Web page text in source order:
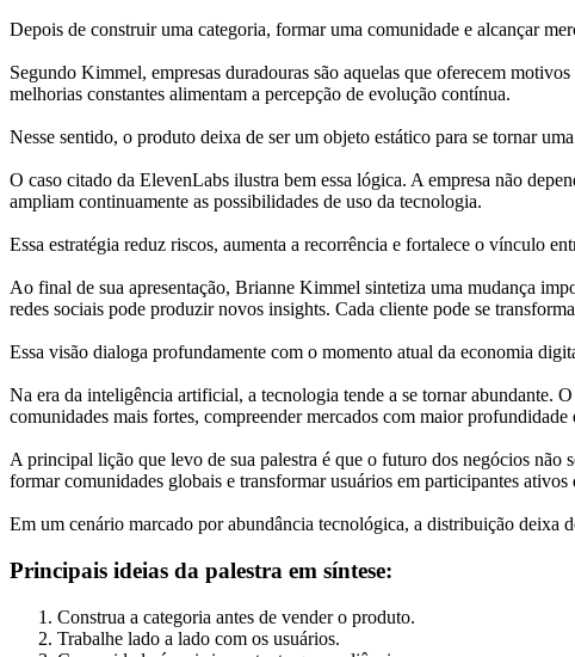
Depois de construir uma categoria, formar uma comunidade e alcançar
Segundo Kimmel, empresas duradouras são aquelas que oferecem
melhorias constantes alimentam a percepção de evolução contínua.
Nesse sentido, o produto deixa de ser um objeto estático para se tornar
O caso citado da ElevenLabs ilustra bem essa lógica. A empresa não
ampliam continuamente as possibilidades de uso da tecnologia.
Essa estratégia reduz riscos, aumenta a recorrência e fortalece o vínculo
Ao final de sua apresentação, Brianne Kimmel sintetiza uma mudança
redes sociais pode produzir novos insights. Cada cliente pode se
Essa visão dialoga profundamente com o momento atual da economia
Na era da inteligência artificial, a tecnologia tende a se tornar abundante.
comunidades mais fortes, compreender mercados com maior
A principal lição que levo de sua palestra é que o futuro dos negócios
formar comunidades globais e transformar usuários em participantes
Em um cenário marcado por abundância tecnológica, a distribuição deixa
Principais ideias da palestra em síntese:
Construa a categoria antes de vender o produto.
Trabalhe lado a lado com os usuários.